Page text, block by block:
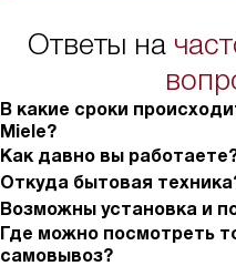
Ответы на
В какие сроки
Miele?
Как давно вы
Откуда бытовая
Возможны установка и
Где можно посмотреть
самовывоз?